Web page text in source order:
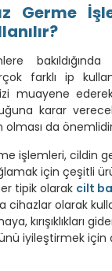
Germe
farklı ip
muayene
karar
olması da
işlemleri, cildin
için çeşitli
tipik olarak cilt
cihazlar olarak
kırışıklıkları
iyileştirmek